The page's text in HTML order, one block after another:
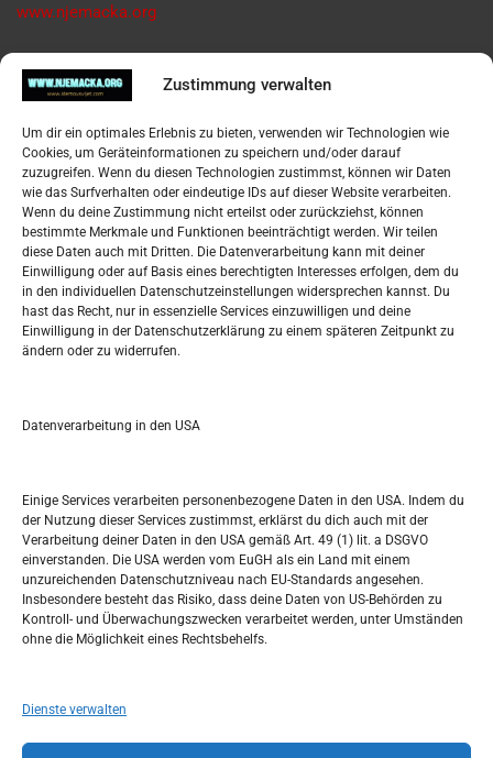
Zustimmung verwalten
Um dir ein optimales Erlebnis zu bieten, verwenden wir Technologien wie
Cookies, um Geräteinformationen zu speichern und/oder darauf
zuzugreifen. Wenn du diesen Technologien zustimmst, können wir Daten
wie das Surfverhalten oder eindeutige IDs auf dieser Website verarbeiten.
Wenn du deine Zustimmung nicht erteilst oder zurückziehst, können
bestimmte Merkmale und Funktionen beeinträchtigt werden. Wir teilen
diese Daten auch mit Dritten. Die Datenverarbeitung kann mit deiner
Einwilligung oder auf Basis eines berechtigten Interesses erfolgen, dem du
in den individuellen Datenschutzeinstellungen widersprechen kannst. Du
hast das Recht, nur in essenzielle Services einzuwilligen und deine
Einwilligung in der Datenschutzerklärung zu einem späteren Zeitpunkt zu
ändern oder zu widerrufen.
Datenverarbeitung in den USA
Einige Services verarbeiten personenbezogene Daten in den USA. Indem du
der Nutzung dieser Services zustimmst, erklärst du dich auch mit der
Verarbeitung deiner Daten in den USA gemäß Art. 49 (1) lit. a DSGVO
einverstanden. Die USA werden vom EuGH als ein Land mit einem
unzureichenden Datenschutzniveau nach EU-Standards angesehen.
Insbesondere besteht das Risiko, dass deine Daten von US-Behörden zu
Kontroll- und Überwachungszwecken verarbeitet werden, unter Umständen
ohne die Möglichkeit eines Rechtsbehelfs.
Dienste verwalten
www.njemacka.org
Pregled
Datenschutzerklärung
Widerufsbelehrung
Oglašavanje / Postavite svoj oglas
Tko je “Idemo u Svijet – Njemačka?
Pretražite stranicu:
S
SEPTEMBER 2017
M D M D F S
1 2
4 5 6 7 8 9 10
18 19
25 26 27 28 29 30